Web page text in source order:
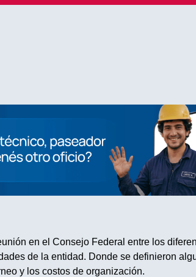
en el Consejo Federal entre los
de la entidad. Donde se definieron
y los costos de organización.